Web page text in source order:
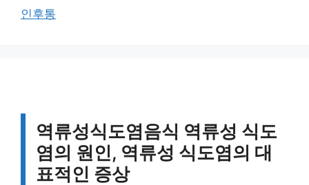
리
그
인후통
역류성식도염음식 역류성 식도
염의 원인, 역류성 식도염의 대
표적인 증상